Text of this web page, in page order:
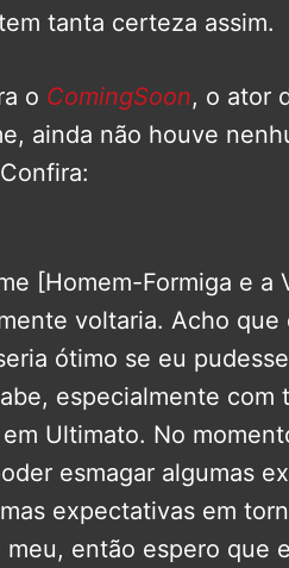
tanta certeza assim.
o ComingSoon, o ator
ainda não houve
[Homem-Formiga e a
voltaria. Acho que
ótimo se eu
especialmente com
Ultimato. No
esmagar algumas
expectativas em
meu, então espero que